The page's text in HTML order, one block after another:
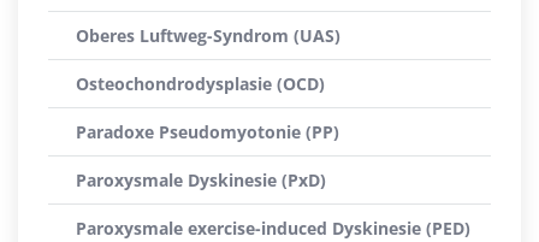
Oberes Luftweg-Syndrom (UAS)
Osteochondrodysplasie (OCD)
Paradoxe Pseudomyotonie (PP)
Paroxysmale Dyskinesie (PxD)
Paroxysmale exercise-induced Dyskinesie (PED)